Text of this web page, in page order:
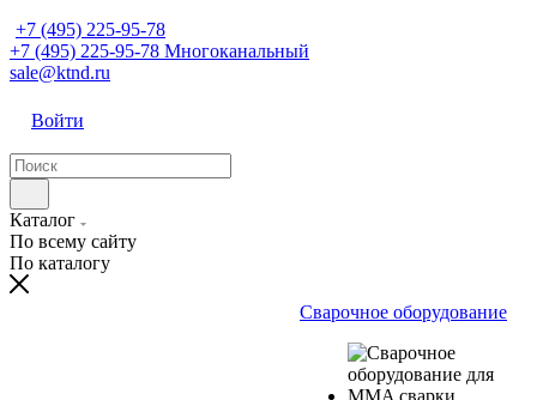
+7 (495) 225-95-78
+7 (495) 225-95-78 Многоканальный
sale@ktnd.ru
Войти
Каталог
По всему сайту
По каталогу
Сварочное оборудование